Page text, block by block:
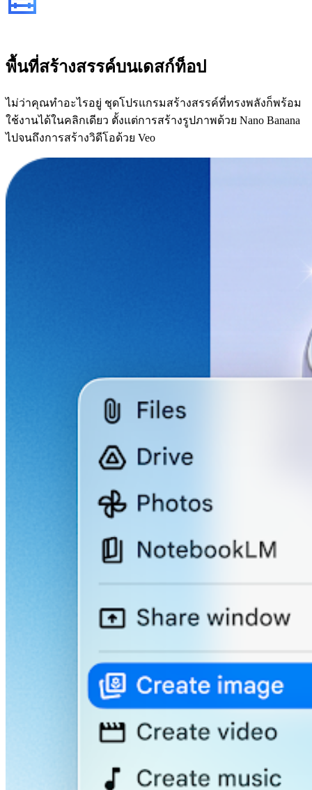
พื้นที่สร้างสรรค์บนเดสก์ท็อป
ไม่ว่าคุณทำอะไรอยู่ ชุดโปรแกรมสร้างสรรค์ที่ทรงพลังก็พร้อม
ใช้งานได้ในคลิกเดียว ตั้งแต่การสร้างรูปภาพด้วย Nano Banana
ไปจนถึงการสร้างวิดีโอด้วย Veo